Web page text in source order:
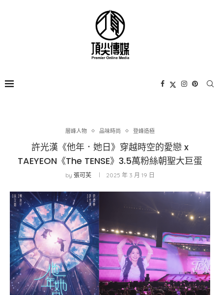
層峰⼈物 品味時尚 登峰造極
許光漢《他年．她日》穿越時空的愛戀 x
TAEYEON《The TENSE》3.5萬粉絲朝聖大巨蛋
by 張可芙 2025 年 3 月 19 日